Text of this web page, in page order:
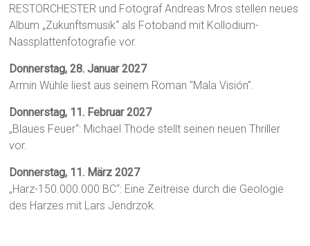
RESTORCHESTER und Fotograf Andreas Mros stellen neues
Album „Zukunftsmusik“ als Fotoband mit Kollodium-
Nassplattenfotografie vor.
Donnerstag, 28. Januar 2027
Armin Wühle liest aus seinem Roman "Mala Visión".
Donnerstag, 11. Februar 2027
„Blaues Feuer“: Michael Thode stellt seinen neuen Thriller
vor.
Donnerstag, 11. März 2027
„Harz-150.000.000 BC“: Eine Zeitreise durch die Geologie
des Harzes mit Lars Jendrzok.